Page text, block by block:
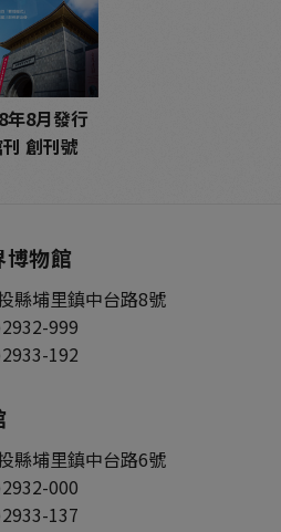
年8月發行
創刊號
物館
縣埔里鎮中台路8號
999
192
縣埔里鎮中台路6號
000
137